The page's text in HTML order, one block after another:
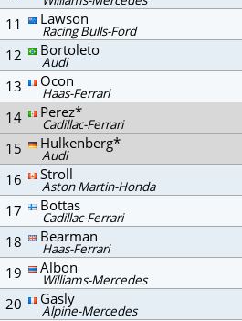
11
Lawson
Racing Bulls-Ford
12
Bortoleto
Audi
13
Ocon
Haas-Ferrari
14
Perez*
Cadillac-Ferrari
15
Hulkenberg*
Audi
16
Stroll
Aston Martin-Honda
17
Bottas
Cadillac-Ferrari
18
Bearman
Haas-Ferrari
19
Albon
Williams-Mercedes
20
Gasly
Alpine-Mercedes